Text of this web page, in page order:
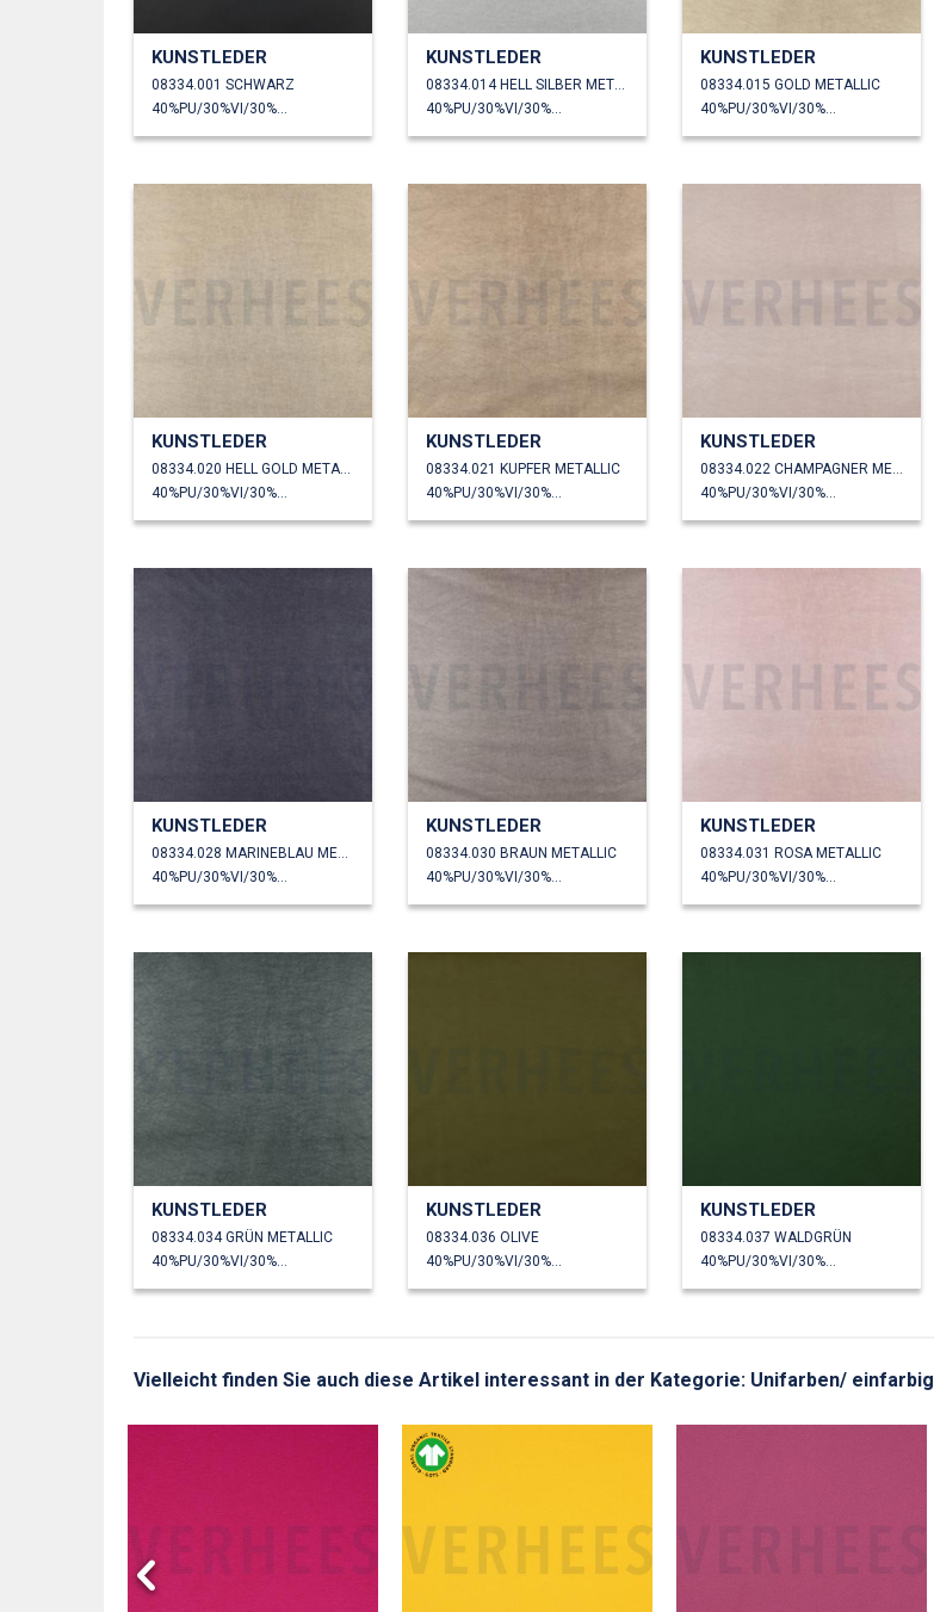
KUNSTLEDER
08334.001 SCHWARZ
KUNSTLEDER KUNSTLEDER
08334.015 GOLD METALLIC
KUNSTLEDER KUNSTLEDER
08334.021 KUPFER METALLIC
KUNSTLEDER
KUNSTLEDER KUNSTLEDER
08334.030 BRAUN METALLIC
KUNSTLEDER
08334.031 ROSA METALLIC
KUNSTLEDER
08334.034 GRÜN METALLIC
KUNSTLEDER
08334.036 OLIVE
KUNSTLEDER
08334.037 WALDGRÜN
Vielleicht finden Sie auch diese Artikel interessant in der Kategorie: Unifarben/ einfarbig